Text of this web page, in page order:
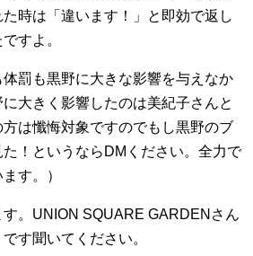
時は「違います！」と即効で返し
すよ。
罰も黒野に大きな影響を与えなか
大きく影響したのは美紀子さんと
は懺悔対象ですのでもし黒野のブ
！というならDMください。全力で
す。）
。UNION SQUARE GARDENさん
す聞いてください。